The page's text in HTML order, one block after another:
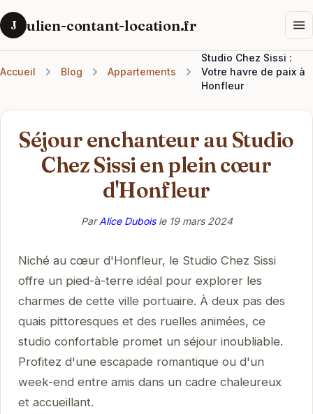
J ulien-contant-location.fr
Accueil Blog Appartements
Studio Chez Sissi :
Votre havre de paix à
Honfleur
Séjour enchanteur au Studio
Chez Sissi en plein cœur
d'Honfleur
ParAlice Duboisle 19 mars 2024
Niché au cœur d'Honfleur, le Studio Chez Sissi
offre un pied-à-terre idéal pour explorer les
charmes de cette ville portuaire. À deux pas des
quais pittoresques et des ruelles animées, ce
studio confortable promet un séjour inoubliable.
Profitez d'une escapade romantique ou d'un
week-end entre amis dans un cadre chaleureux
et accueillant.